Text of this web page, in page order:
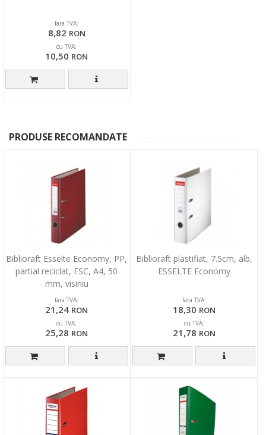
fara TVA:
8,82 RON
cu TVA:
10,50 RON
PRODUSE RECOMANDATE
Biblioraft Esselte Economy, PP,
partial reciclat, FSC, A4, 50
mm, visiniu
fara TVA:
21,24 RON
cu TVA:
25,28 RON
Biblioraft plastifiat, 7.5cm, alb,
ESSELTE Economy
fara TVA:
18,30 RON
cu TVA:
21,78 RON